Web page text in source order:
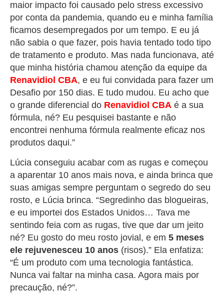
maior impacto foi causado pelo stress excessivo
por conta da pandemia, quando eu e minha família
ficamos desempregados por um tempo. E eu já
não sabia o que fazer, pois havia tentado todo tipo
de tratamento e produto. Mas nada funcionava, até
que minha história chamou atenção da equipe da
Renavidiol CBA, e eu fui convidada para fazer um
Desafio por 150 dias. E tudo mudou. Eu acho que
o grande diferencial do Renavidiol CBA é a sua
fórmula, né? Eu pesquisei bastante e não
encontrei nenhuma fórmula realmente eficaz nos
produtos daqui.”
Lúcia conseguiu acabar com as rugas e começou
a aparentar 10 anos mais nova, e ainda brinca que
suas amigas sempre perguntam o segredo do seu
rosto, e Lúcia brinca. “Segredinho das blogueiras,
e eu importei dos Estados Unidos… Tava me
sentindo feia com as rugas, tive que dar um jeito
né? Eu gosto do meu rosto jovial, e em 5 meses
ele rejuvenesceu 10 anos (risos).” Ela enfatiza:
“É um produto com uma tecnologia fantástica.
Nunca vai faltar na minha casa. Agora mais por
precaução, né?”.